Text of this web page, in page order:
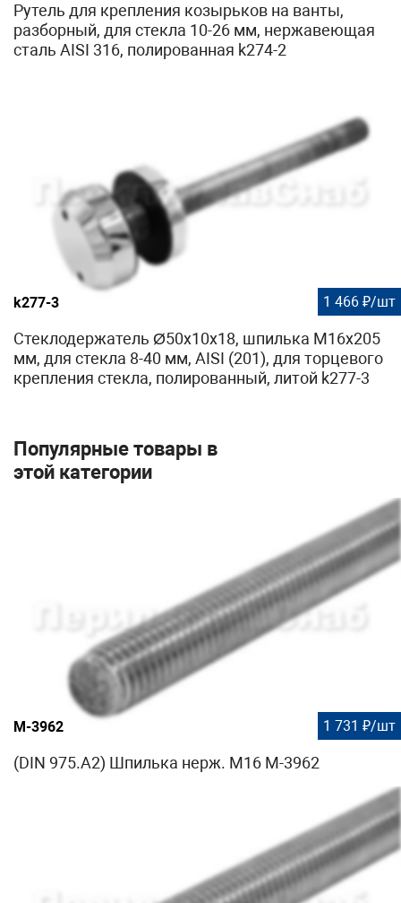
Рутель для крепления козырьков на ванты,
разборный, для стекла 10-26 мм, нержавеющая
сталь AISI 316, полированная k274-2
k277-3 1 466 ₽/шт
Стеклодержатель Ø50х10х18, шпилька М16х205
мм, для стекла 8-40 мм, AISI (201), для торцевого
крепления стекла, полированный, литой k277-3
Популярные товары в
этой категории
М-3962 1 731 ₽/шт
(DIN 975.A2) Шпилька нерж. М16 М-3962